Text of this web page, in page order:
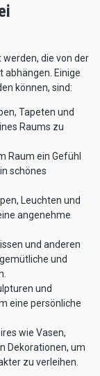
die von der
abhängen. Einige
können, sind:
Tapeten und
Raums zu
Raum ein Gefühl
schönes
Leuchten und
angenehme
und anderen
und
und
eine persönliche
wie Vasen,
Dekorationen, um
zu verleihen.